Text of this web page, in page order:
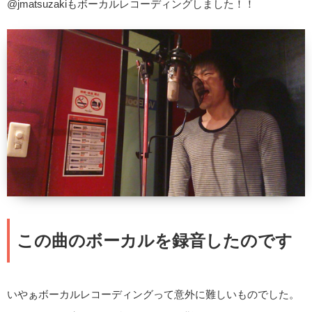
@jmatsuzakiもボーカルレコーディングしました！！
この曲のボーカルを録音したのです
いやぁボーカルレコーディングって意外に難しいものでした。